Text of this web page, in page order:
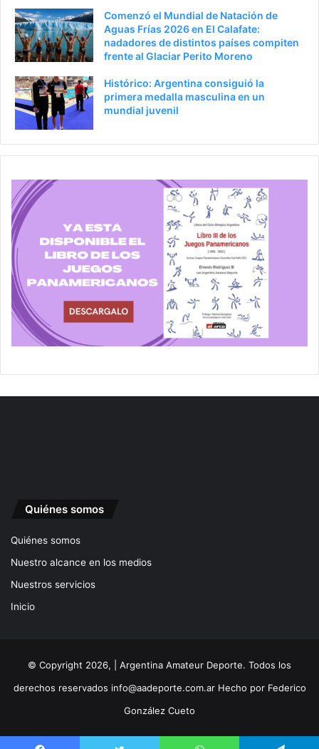
Comenzó el Mundial de Natación de
Aguas Frías 2026 en El Calafate:
nadadores de distintos países compiten
frente al Glaciar Perito Moreno
Histórico: Argentina consiguió la
primera medalla masculina en un
mundial juvenil
Quiénes somos
Quiénes somos
Nuestro alcance en los medios
Nuestros servicios
Inicio
© Copyright 2026, | Argentina Amateur Deporte. Todos los
derechos reservados info@aadeporte.com.arHecho por Federico
González Cueto